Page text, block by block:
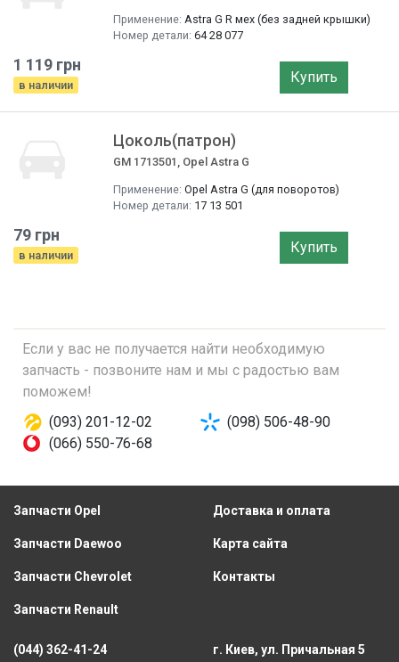
Применение: Astra G R мех (без задней крышки)
Номер детали: 64 28 077
1 119 грн
в наличии Купить
Цоколь(патрон)
GM 1713501, Opel Astra G
Применение: Opel Astra G (для поворотов)
Номер детали: 17 13 501
79 грн
в наличии Купить
Если у вас не получается найти необходимую
запчасть - позвоните нам и мы с радостью вам
поможем!
(093) 201-12-02
(098) 506-48-90
(066) 550-76-68
Запчасти Opel
Запчасти Daewoo
Запчасти Chevrolet
Запчасти Renault
Доставка и оплата
Карта сайта
Контакты
(044) 362-41-24
г. Киев, ул. Причальная 5